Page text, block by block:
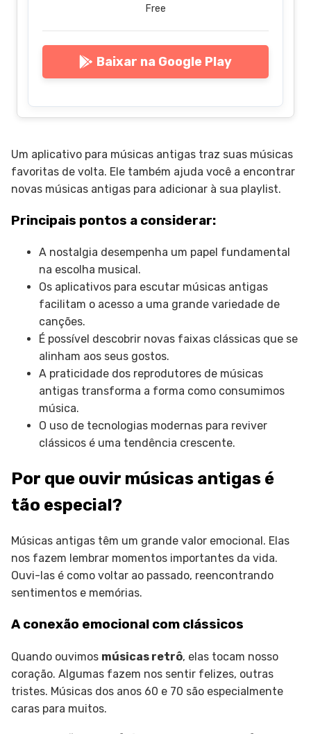
Free
Baixar na Google Play
Um aplicativo para músicas antigas traz suas músicas
favoritas de volta. Ele também ajuda você a encontrar
novas músicas antigas para adicionar à sua playlist.
Principais pontos a considerar:
A nostalgia desempenha um papel fundamental
na escolha musical.
Os aplicativos para escutar músicas antigas
facilitam o acesso a uma grande variedade de
canções.
É possível descobrir novas faixas clássicas que se
alinham aos seus gostos.
A praticidade dos reprodutores de músicas
antigas transforma a forma como consumimos
música.
O uso de tecnologias modernas para reviver
clássicos é uma tendência crescente.
Por que ouvir músicas antigas é
tão especial?
Músicas antigas têm um grande valor emocional. Elas
nos fazem lembrar momentos importantes da vida.
Ouvi-las é como voltar ao passado, reencontrando
sentimentos e memórias.
A conexão emocional com clássicos
Quando ouvimos músicas retrô, elas tocam nosso
coração. Algumas fazem nos sentir felizes, outras
tristes. Músicas dos anos 60 e 70 são especialmente
caras para muitos.